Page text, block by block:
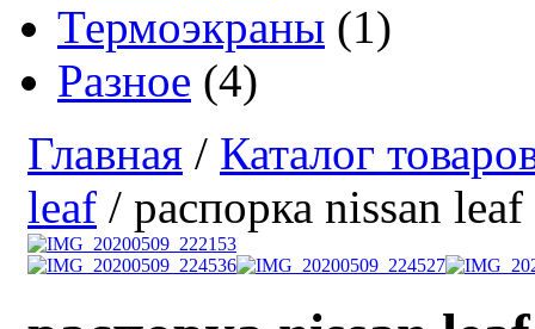
Термоэкраны (1)
Разное (4)
Главная / Каталог
leaf / распорка nissan leaf